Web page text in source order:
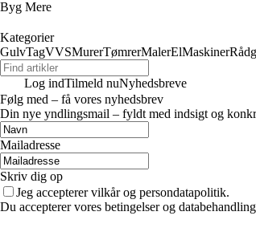
Byg Mere
Kategorier
GulvTagVVSMurerTømrerMalerElMaskiner
Log indTilmeld nuNyhedsbreve
Følg med – få vores nyhedsbrev
Din nye yndlingsmail – fyldt med indsigt og
Mailadresse
Skriv dig op
Jeg accepterer vilkår og persondatapolitik.
Du accepterer vores betingelser og